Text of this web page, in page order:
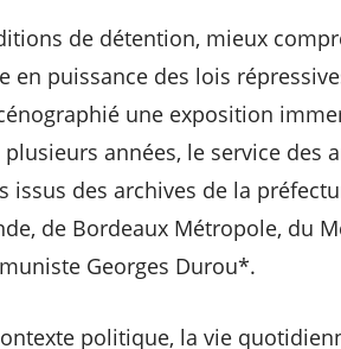
de détention, mieux
en puissance des lois
une exposition
années, le service des
issus des archives de la
de Bordeaux Métropole, du
Georges Durou*.
politique, la vie